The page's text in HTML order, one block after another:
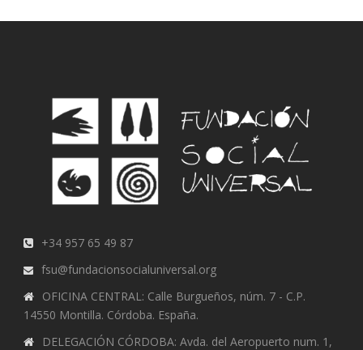
+34 957 65 49 87
fsu@fundacionsocialuniversal.org
OFICINA CENTRAL: Calle Burgueños, núm. 7 - C.P.
14550 Montilla. Córdoba. España.
DELEGACIÓN CÓRDOBA: Avda. del Aeropuerto num. 1,